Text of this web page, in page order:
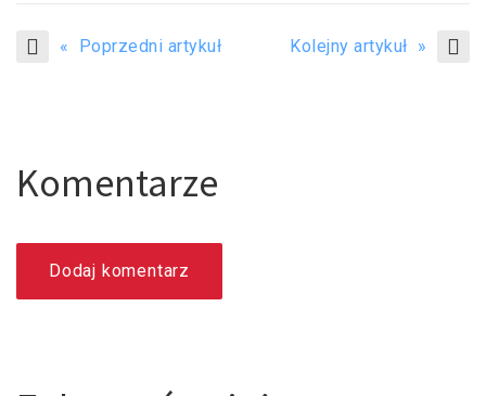
« Poprzedni artykuł Kolejny artykuł »
Komentarze
Dodaj komentarz